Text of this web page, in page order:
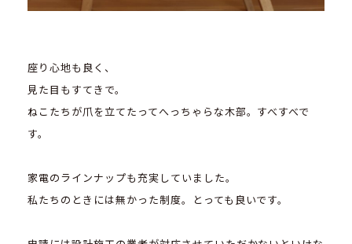
座り心地も良く、
見た目もすてきで。
ねこたちが爪を立てたってへっちゃらな木部。すべすべで
す。
家電のラインナップも充実していました。
私たちのときには無かった制度。とっても良いです。